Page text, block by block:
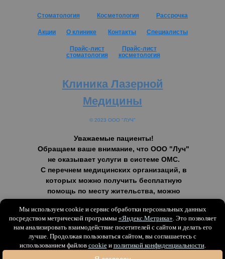
© 2023 ООО "ЛУЧ"
Стоматология Косметология Рассрочка
Специалисты
Акции О клинике Контакты
Прайс-лист
стоматология
Прайс-лист
косметология
Клиника Лазерной
Медицины
Уважаемые пациенты!
Обращаем ваше внимание, что ООО "Луч"
не оказывает услуги в системе ОМС.
С перечнем медицинских организаций, в
которых можно получить бесплатную
помощь по месту жительства, можно
ознакомиться в Территориальной
программе и в Федеральной программе.
Мы используем cookie и сервис обработки персональных данных
посредством метрической программы «Яндекс.Метрика». Это позволяет
нам анализировать взаимодействие посетителей с сайтом и делать его
лучше. Продолжая пользоваться сайтом, вы соглашаетесь с
использованием файлов cookieи политикой конфиденциальности.
Запись
онлайн
Made on Tilda
Версия для слабовидящих